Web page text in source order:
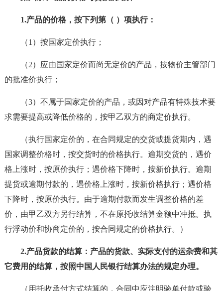
1.产品的价格，按下列第（ ）项执行：
（1）按国家定价执行；
（2）应由国家定价而尚无定价的产品，按物价主管部门
的批准价执行；
（3）不属于国家定价的产品，或因对产品有特殊技术要
求需要提高或降低价格的，按甲乙双方的商定价执行。
（执行国家定价的，在合同规定的交货或提货期内，遇
国家调整价格时，按交货时的价格执行。逾期交货的，遇价
格上涨时，按原价执行；遇价格下降时，按新价执行。逾期
提货或逾期付款的，遇价格上涨时，按新价格执行；遇价格
下降时，按原价执行。由于逾期付款而发生调整价格的差
价，由甲乙双方另行结算，不在原托收结算金额中冲抵。执
行浮动价和协商定价的，按合同规定的价格执行。）
2.产品货款的结算：产品的货款、实际支付的运杂费和其
它费用的结算，按照中国人民银行结算办法的规定办理。
（用托收承付方式结算的，合同中应注明验单付款或验